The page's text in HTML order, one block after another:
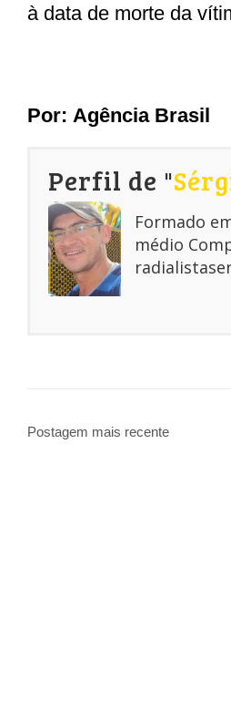
à data de morte da
Por: Agência Brasil
Perfil de "
Formado
médio
Postagem mais recente